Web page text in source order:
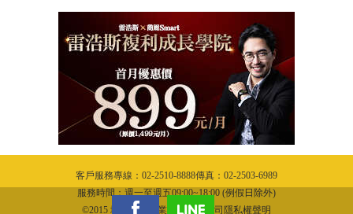
客戶服務專線：02-2510-8888傳真：02-2503-6989
服務時間：週一至週五09:00~18:00 (例假日除外)
©2015 城邦文化事業股份有限公司隱私權聲明